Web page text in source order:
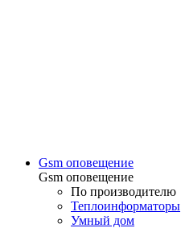
Gsm оповещение
Gsm оповещение
По производителю
Теплоинформаторы
Умный дом